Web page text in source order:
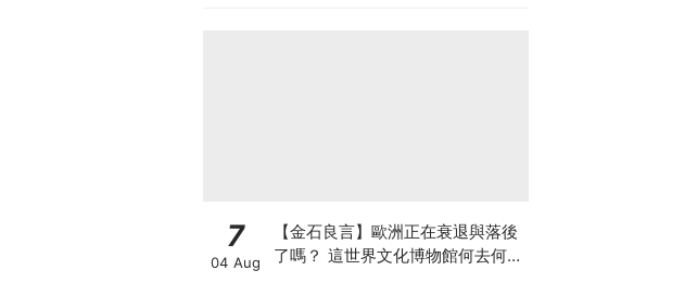
7
04 Aug
【金石良言】歐洲正在衰退與落後
了嗎？ 這世界文化博物館何去何